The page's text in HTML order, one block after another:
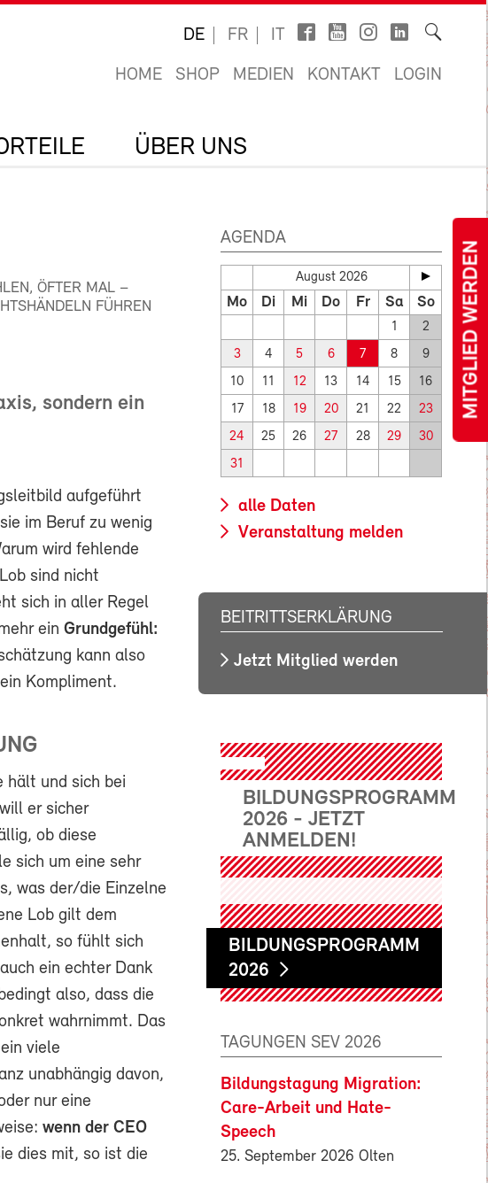
MITGLIED WERDEN
DE FR IT
HOME SHOP MEDIEN KONTAKT LOGIN
ÜBER UNS
ÖFTER MAL –
FÜHREN
sondern ein
aufgeführt
im Beruf zu wenig
wird fehlende
sind nicht
sich in aller Regel
ein Grundgefühl:
kann also
Kompliment.
hält und sich bei
er sicher
ob diese
sich um eine sehr
was der/die Einzelne
Lob gilt dem
so fühlt sich
ein echter Dank
also, dass die
wahrnimmt. Das
viele
unabhängig davon,
nur eine
wenn der CEO
dies mit, so ist die
AGENDA
August 2026
Mo Di Mi Do Fr Sa So
1 2
3 4 5 6 7 8 9
10 11 12 13 14 15 16
17 18 19 20 21 22 23
24 25 26 27 28 29 30
31
alle Daten
Veranstaltung melden
BEITRITTSERKLÄRUNG
Jetzt Mitglied werden
BILDUNGSPROGRAMM
2026 - JETZT
ANMELDEN!
BILDUNGSPROGRAMM
2026
TAGUNGEN SEV 2026
Bildungstagung Migration:
Care-Arbeit und Hate-
Speech
25. September 2026 Olten